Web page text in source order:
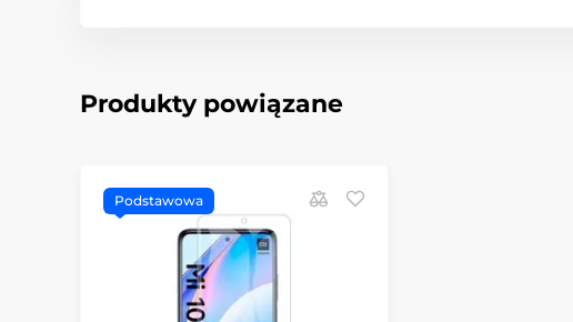
Produkty powiązane
Podstawowa